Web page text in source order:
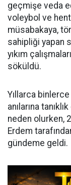
geçmişe veda
voleybol ve
müsabakaya,
sahipliği yapan
yıkım
söküldü.
Yıllarca
anılarına
neden olurken,
Erdem
gündeme geldi.